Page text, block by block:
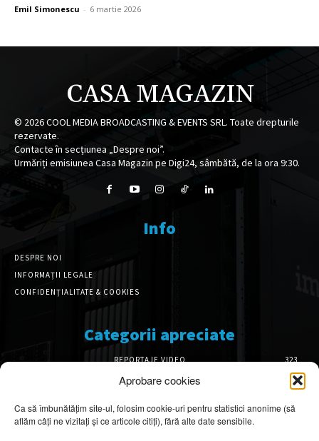
Aprobare cookies
Ca să îmbunătățim site-ul, folosim cookie-uri pentru statistici anonime (să
aflăm câți ne vizitați și ce articole citiți), fără alte date sensibile.
Emil Simonescu - 6 martie 2026
CASA MAGAZIN
© 2026COOL MEDIA BROADCASTING & EVENTS SRL. Toate drepturile
rezervate.
Contacte în secțiunea „Despre noi”.
Urmăriți emisiunea Casa Magazin pe Digi24, sâmbătă, de la ora 9:30.
Info
DESPRE NOI
INFORMAȚII LEGALE
CONFIDENȚIALITATE & COOKIES
Categorii apreciate
REPORTAJE VIDEO
323
AMENAJĂRI INTERIOARE
126
DESIGN INTERIOR
64
ARHITECTURĂ & DESIGN